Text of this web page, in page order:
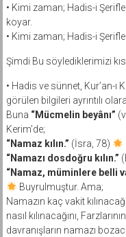
• Kimi zaman; Hadis-i
koyar.
• Kimi zaman; Hadis-i
Şimdi Bu söylediklerimizi
• Hadis ve sünnet, Kur’an-ı
görülen bilgileri ayrıntılı
Buna “Mücmelin beyânı”
Kerim’de;
“Namaz kılın.” (İsra, 78)
“Namazı dosdoğru kılın.”
“Namaz, müminlere belli
Buyrulmuştur. Ama;
Namazın kaç vakit
nasıl kılınacağını,
davranışların namazı